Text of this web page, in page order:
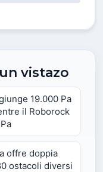
vistazo
19.000 Pa
il Roborock
offre doppia
ostacoli diversi